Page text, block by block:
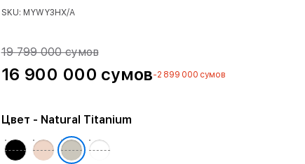
SKU: MYWY3HX/A
19 799 000 сумов
16 900 000 сумов-2 899 000 сумов
Цвет - Natural Titanium